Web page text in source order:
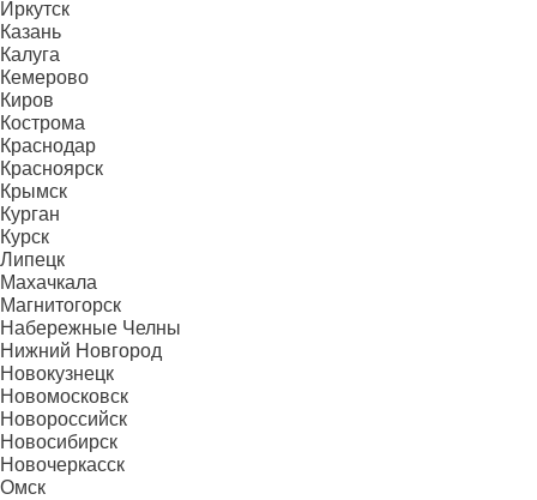
Иркутск
Казань
Калуга
Кемерово
Киров
Кострома
Краснодар
Красноярск
Крымск
Курган
Курск
Липецк
Махачкала
Магнитогорск
Набережные Челны
Нижний Новгород
Новокузнецк
Новомосковск
Новороссийск
Новосибирск
Новочеркасск
Омск